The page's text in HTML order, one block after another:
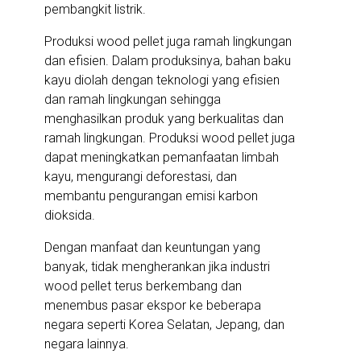
pembangkit listrik.
Produksi wood pellet juga ramah lingkungan
dan efisien. Dalam produksinya, bahan baku
kayu diolah dengan teknologi yang efisien
dan ramah lingkungan sehingga
menghasilkan produk yang berkualitas dan
ramah lingkungan. Produksi wood pellet juga
dapat meningkatkan pemanfaatan limbah
kayu, mengurangi deforestasi, dan
membantu pengurangan emisi karbon
dioksida.
Dengan manfaat dan keuntungan yang
banyak, tidak mengherankan jika industri
wood pellet terus berkembang dan
menembus pasar ekspor ke beberapa
negara seperti Korea Selatan, Jepang, dan
negara lainnya.